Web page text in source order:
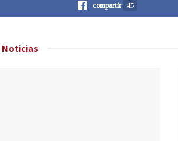
compartir 45
Noticias